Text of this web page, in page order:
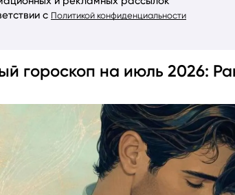
с Политикой конфиденциальности
гороскоп на июль 2026: